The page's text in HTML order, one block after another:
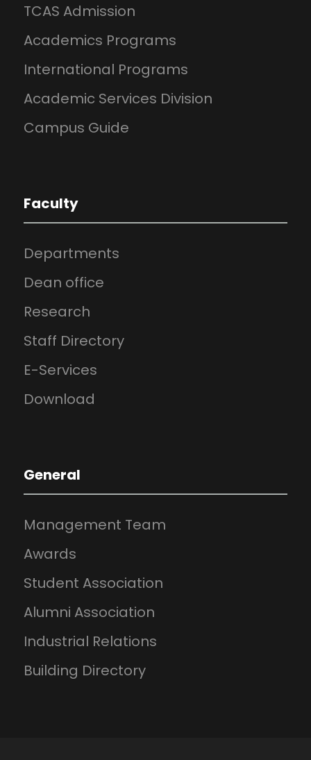
TCAS Admission
Academics Programs
International Programs
Academic Services Division
Campus Guide
Faculty
Departments
Dean office
Research
Staff Directory
E-Services
Download
General
Management Team
Awards
Student Association
Alumni Association
Industrial Relations
Building Directory